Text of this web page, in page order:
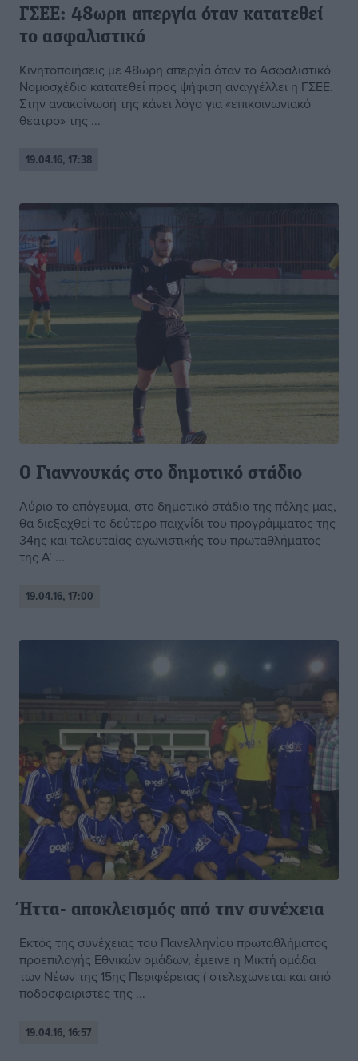
ΓΣΕΕ: 48ωρη απεργία όταν κατατεθεί
το ασφαλιστικό
Κινητοποιήσεις με 48ωρη απεργία όταν το Ασφαλιστικό
Νομοσχέδιο κατατεθεί προς ψήφιση αναγγέλλει η ΓΣΕΕ.
Στην ανακοίνωσή της κάνει λόγο για «επικοινωνιακό
θέατρο» της ...
19.04.16, 17:38
Ο Γιαννουκάς στο δημοτικό στάδιο
Αύριο το απόγευμα, στο δημοτικό στάδιο της πόλης μας,
θα διεξαχθεί το δεύτερο παιχνίδι του προγράμματος της
34ης και τελευταίας αγωνιστικής του πρωταθλήματος
της Α’ ...
19.04.16, 17:00
Ήττα- αποκλεισμός από την συνέχεια
Εκτός της συνέχειας του Πανελληνίου πρωταθλήματος
προεπιλογής Εθνικών ομάδων, έμεινε η Μικτή ομάδα
των Νέων της 15ης Περιφέρειας ( στελεχώνεται και από
ποδοσφαιριστές της ...
19.04.16, 16:57